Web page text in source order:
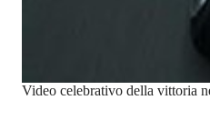
Video celebrativo della vittoria